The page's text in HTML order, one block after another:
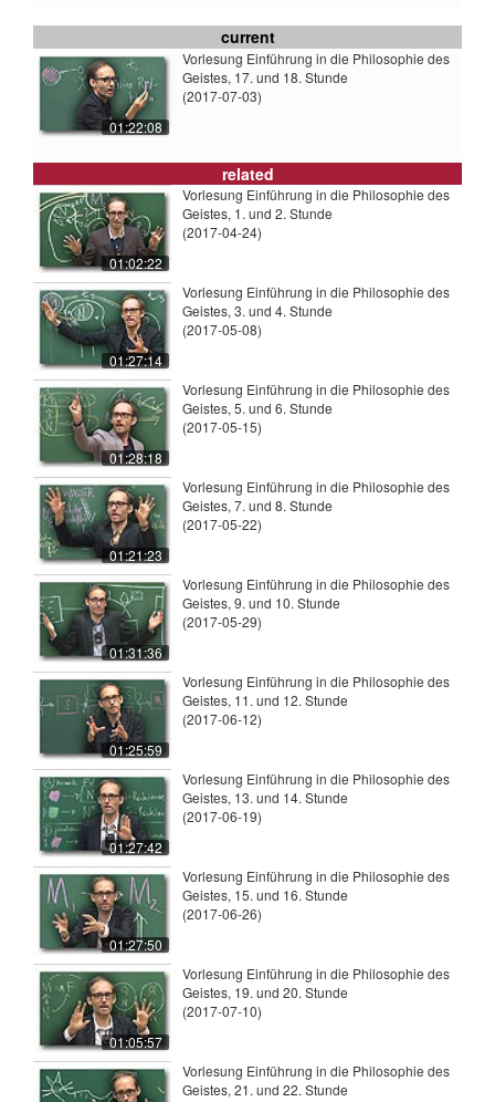
current
01:22:08
Vorlesung Einführung in die Philosophie des
Geistes, 17. und 18. Stunde
(2017-07-03)
related
01:02:22
Vorlesung Einführung in die Philosophie des
Geistes, 1. und 2. Stunde
(2017-04-24)
01:27:14
Vorlesung Einführung in die Philosophie des
Geistes, 3. und 4. Stunde
(2017-05-08)
01:28:18
Vorlesung Einführung in die Philosophie des
Geistes, 5. und 6. Stunde
(2017-05-15)
01:21:23
Vorlesung Einführung in die Philosophie des
Geistes, 7. und 8. Stunde
(2017-05-22)
01:31:36
Vorlesung Einführung in die Philosophie des
Geistes, 9. und 10. Stunde
(2017-05-29)
01:25:59
Vorlesung Einführung in die Philosophie des
Geistes, 11. und 12. Stunde
(2017-06-12)
01:27:42
Vorlesung Einführung in die Philosophie des
Geistes, 13. und 14. Stunde
(2017-06-19)
01:27:50
Vorlesung Einführung in die Philosophie des
Geistes, 15. und 16. Stunde
(2017-06-26)
01:05:57
Vorlesung Einführung in die Philosophie des
Geistes, 19. und 20. Stunde
(2017-07-10)
Vorlesung Einführung in die Philosophie des
Geistes, 21. und 22. Stunde